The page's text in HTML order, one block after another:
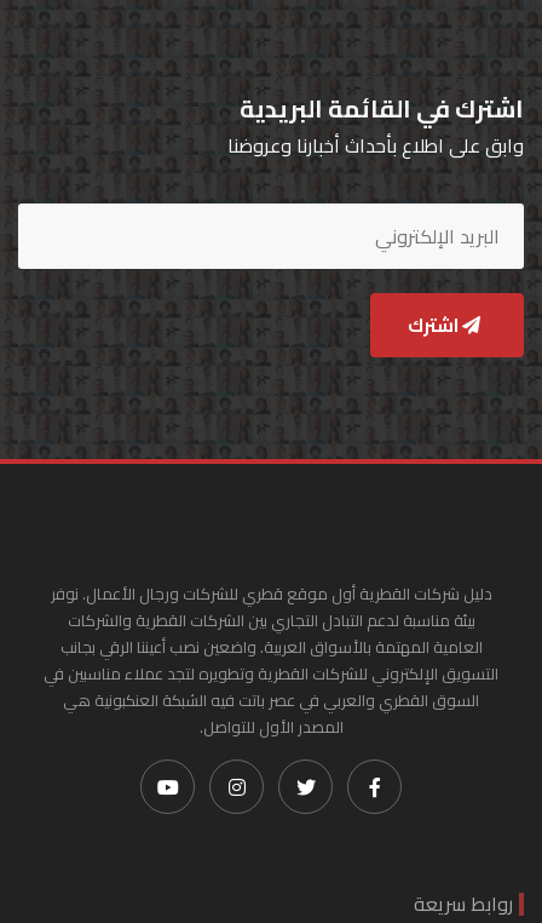
اشترك في القائمة البريدية
وابق على اطلاع بأحداث أخبارنا وعروضنا
اشترك
دليل شركات القطرية أول موقع قطري للشركات ورجال الأعمال. نوفر
بيئة مناسبة لدعم التبادل التجاري بين الشركات القطرية والشركات
العامية المهتمة بالأسواق العربية. واضعين نصب أعيننا الرقي بجانب
التسويق الإلكتروني للشركات القطرية وتطويره لتجد عملاء مناسبين في
السوق القطري والعربي في عصر باتت فيه الشبكة العنكبونية هي
المصدر الأول للتواصل.
روابط سريعة